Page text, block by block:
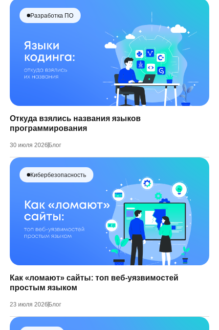
Разработка ПО
Откуда взялись названия языков
программирования
30 июля 2026 Блог
Кибербезопасность
Как «ломают» сайты: топ веб-уязвимостей
простым языком
23 июля 2026 Блог